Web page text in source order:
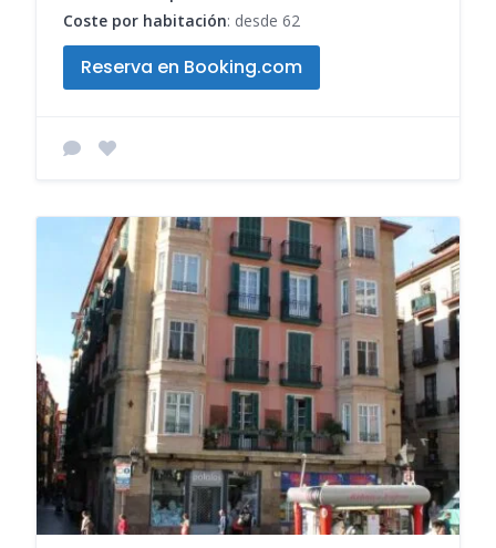
Coste por habitación: desde 62
Reserva en Booking.com